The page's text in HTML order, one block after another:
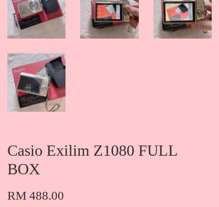
Casio Exilim Z1080 FULL
BOX
RM 488.00